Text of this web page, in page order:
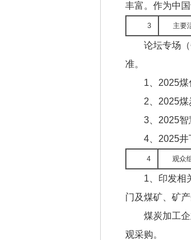
丰富。作为中
3 主要
论坛专场
准。
1、2025
2、2025
3、2025智
4、2025井
4 观众
1、印发相
门及煤矿、矿产
煤炭加工
观采购。